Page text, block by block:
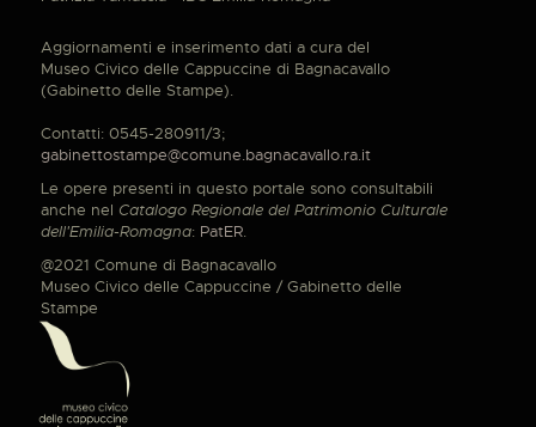
Aggiornamenti e inserimento dati a cura del
Museo Civico delle Cappuccine di Bagnacavallo
(Gabinetto delle Stampe).
Contatti: 0545-280911/3;
gabinettostampe@comune.bagnacavallo.ra.it
Le opere presenti in questo portale sono consultabili
anche nel Catalogo Regionale del Patrimonio Culturale
dell'Emilia-Romagna: PatER.
@2021 Comune di Bagnacavallo
Museo Civico delle Cappuccine / Gabinetto delle
Stampe